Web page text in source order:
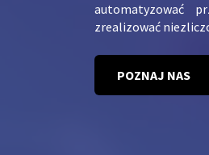
automatyzować
zrealizować
POZNAJ NAS